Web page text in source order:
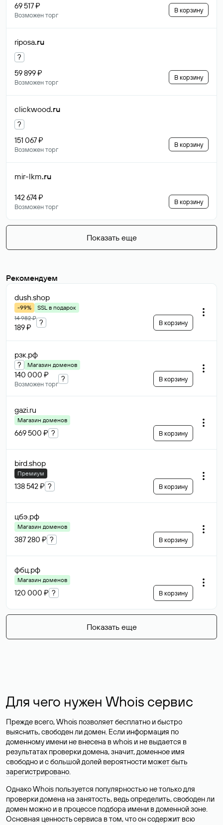
69 517 ₽
Возможен торг
В корзину
riposa.ru
?
59 899 ₽
Возможен торг
В корзину
clickwood.ru
?
151 067 ₽
Возможен торг
В корзину
mir-lkm.ru
142 674 ₽
Возможен торг
В корзину
Показать еще
Рекомендуем
dush.shop
-99%
SSL в подарок
14 982 ₽
189 ₽
? В корзину
рзк.рф
? Магазин доменов
140 000 ₽
Возможен торг
? В корзину
gazi.ru
Магазин доменов
669 500 ₽ ? В корзину
bird.shop
Премиум
138 542 ₽ ? В корзину
цбэ.рф
Магазин доменов
387 280 ₽ ? В корзину
фбц.рф
Магазин доменов
120 000 ₽ ? В корзину
Показать еще
Для чего нужен Whois сервис
Прежде всего, Whois позволяет бесплатно и быстро
выяснить, свободен ли домен. Если информация по
доменному имени не внесена в whois и не выдается в
результатах проверки домена, значит, доменное имя
свободно и с большой долей вероятности может быть
зарегистрировано.
Однако Whois пользуется популярностью не только для
проверки домена на занятость, ведь определить, свободен ли
домен можно и в процессе подбора имени в доменной зоне.
Основная ценность сервиса в том, что он содержит всю